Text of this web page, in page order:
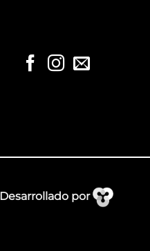
Desarrollado por